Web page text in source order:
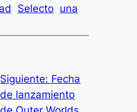
Selecto una
Siguiente: Fecha
de lanzamiento